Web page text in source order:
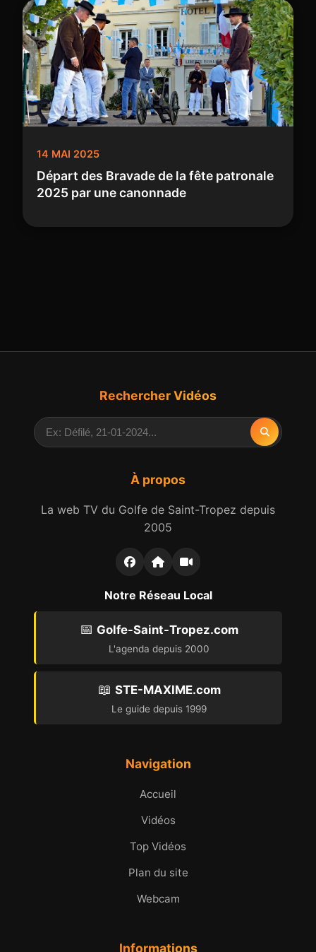
14 MAI 2025
Départ des Bravade de la fête patronale
2025 par une canonnade
À propos
La web TV du Golfe de Saint-Tropez depuis
2005
Notre Réseau Local
📅 Golfe-Saint-Tropez.com
L'agenda depuis 2000
📖 STE-MAXIME.com
Le guide depuis 1999
Navigation
Accueil
Vidéos
Top Vidéos
Plan du site
Webcam
Informations
Rechercher Vidéos